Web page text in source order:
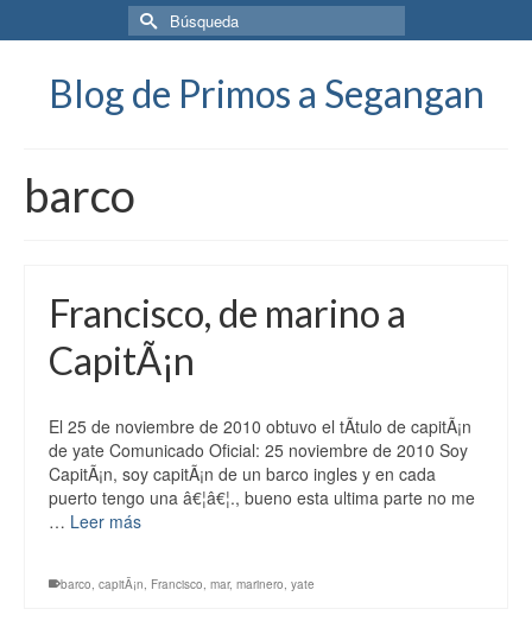
Buscar
por:
Blog de Primos a Segangan
barco
Francisco, de marino a
CapitÃ¡n
El 25 de noviembre de 2010 obtuvo el tÃ­tulo de capitÃ¡n
de yate Comunicado Oficial: 25 noviembre de 2010 Soy
CapitÃ¡n, soy capitÃ¡n de un barco ingles y en cada
puerto tengo una â€¦â€¦., bueno esta ultima parte no me
… Leer más
barco, capitÃ¡n, Francisco, mar, marinero, yate